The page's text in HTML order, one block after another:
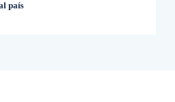
país